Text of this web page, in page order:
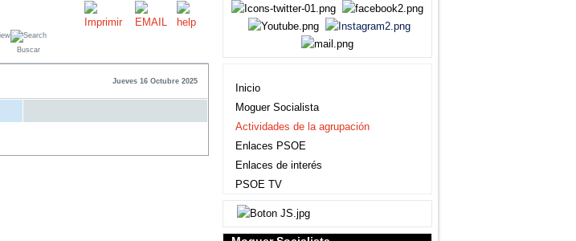
Buscar
Jueves 16 Octubre 2025
Inicio
Moguer Socialista
Actividades de la agrupación
Enlaces PSOE
Enlaces de interés
PSOE TV